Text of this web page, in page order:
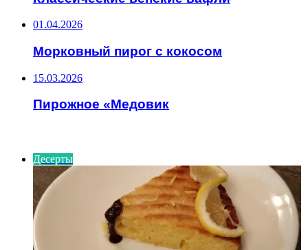
01.04.2026
Морковный пирог с кокосом
15.03.2026
Пирожное «Медовик
Десерты